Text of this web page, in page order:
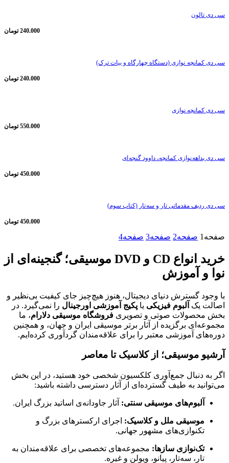
سی دی تالون
240.000 تومان
سی دی کمانچه نوازی (دستگاه چهارگاه و بیات ترک)
240.000 تومان
سی دی کمانچه ‌نوازی
550.000 تومان
سی دی بداهه نوازی کمانچه، داوود گنجه ای
450.000 تومان
سی دی ردیف مقدماتی تار و سه تار (کتاب سوم)
450.000 تومان
صفحه 1 صفحه2 صفحه3 صفحه4
خرید انواع CD و DVD موسیقی؛ گنجینه‌ای از
نوا و آموزش
با وجود گسترش دنیای دیجیتال، هنوز هیچ‌چیز جای کیفیت بی‌نظیر و
اصالت یک آلبوم فیزیکی یا پکیج آموزشی اورجینال را نمی‌گیرد. در
بخش محصولات صوتی و تصویری فروشگاه موسیقی دلارام، ما
مجموعه‌ای برگزیده از آثار برتر موسیقی ایران و جهان، و همچنین
دوره‌های آموزشی معتبر را برای علاقه‌مندان گردآوری کرده‌ایم.
آرشیو موسیقی؛ از کلاسیک تا معاصر
اگر به دنبال جمع‌آوری کلکسیون شخصی خود هستید، در این بخش
می‌توانید به طیف گسترده‌ای از آثار دسترسی داشته باشید:
آلبوم‌های موسیقی سنتی: آثار جاودانه‌ی اساتید بزرگ ایران.
موسیقی ملل و کلاسیک: اجرای ارکسترهای بزرگ و
تکنوازی‌های مشهور جهانی.
تک‌نوازی سازها: مجموعه‌های تخصصی برای علاقه‌مندان به
تار، سه‌تار، پیانو، ویولن و غیره.